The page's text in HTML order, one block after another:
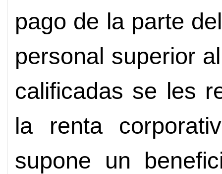
pago de la parte
personal superior
calificadas se les
la renta
supone un